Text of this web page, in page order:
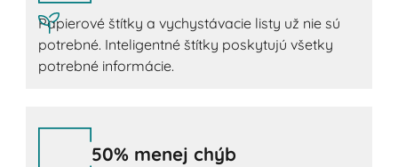
Papierové štítky a vychystávacie listy už nie sú
potrebné. Inteligentné štítky poskytujú všetky
potrebné informácie.
50% menej chýb